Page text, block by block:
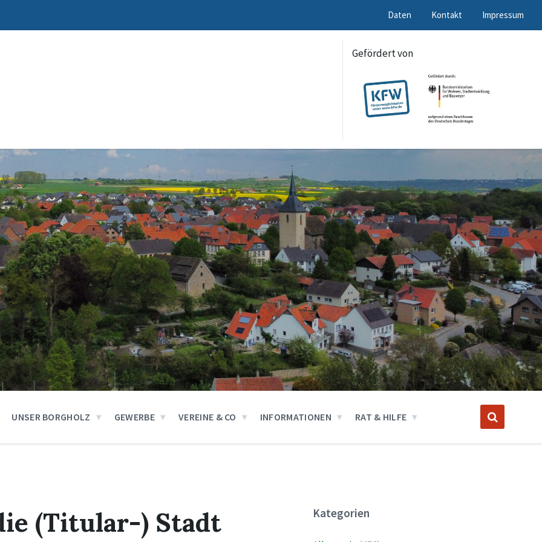
Daten Kontakt Impressum
Gefördert von
UNSER BORGHOLZ GEWERBE VEREINE & CO INFORMATIONEN RAT & HILFE
(Titular-) Stadt Kategorien